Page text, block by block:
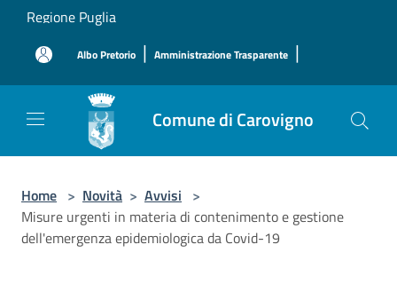
Salta al contenuto principale
Regione Puglia
Albo Pretorio | Amministrazione Trasparente |
Comune di Carovigno
Home > Novità > Avvisi >
Misure urgenti in materia di contenimento e gestione
dell'emergenza epidemiologica da Covid-19